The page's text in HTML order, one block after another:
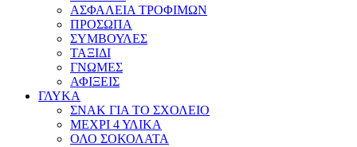
ΑΣΦΑΛΕΙΑ ΤΡΟΦΙΜΩΝ
ΠΡΟΣΩΠΑ
ΣΥΜΒΟΥΛΕΣ
ΤΑΞΙΔΙ
ΓΝΩΜΕΣ
ΑΦΙΞΕΙΣ
ΓΛΥΚΑ
ΣΝΑΚ ΓΙΑ ΤΟ ΣΧΟΛΕΙΟ
ΜΕΧΡΙ 4 ΥΛΙΚΑ
ΟΛΟ ΣΟΚΟΛΑΤΑ